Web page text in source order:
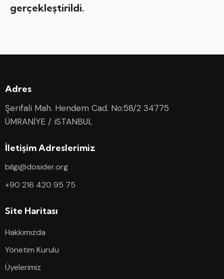
gerçekleştirildi.
Adres
Şerifali Mah. Hendem Cad. No:58/2 34775
ÜMRANİYE / iSTANBUL
İletişim Adreslerimiz
bilgi@dosider.org
+90 216 420 95 75
Site Haritası
Hakkımızda
Yönetim Kurulu
Üyelerimiz